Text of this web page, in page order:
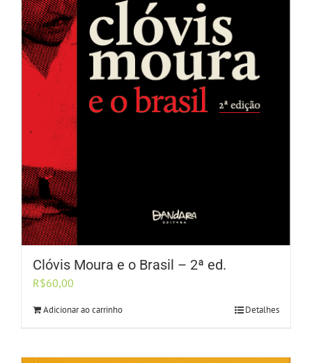
Clóvis Moura e o Brasil – 2ª ed.
R$60,00
Adicionar ao carrinho Detalhes